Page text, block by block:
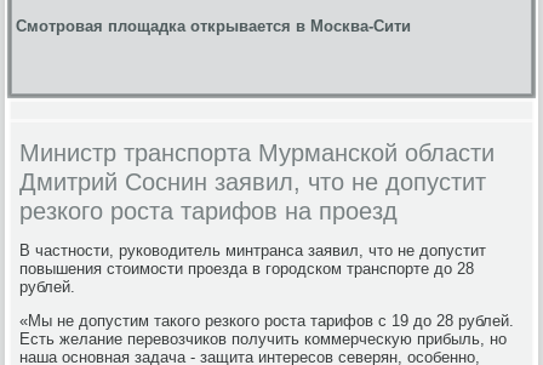
Смотровая площадка открывается в Москва-Сити
Министр транспорта Мурманской области
Дмитрий Соснин заявил, что не допустит
резкого роста тарифов на проезд
В частности, руководитель минтранса заявил, что не допустит
повышения стоимости проезда в городском транспорте до 28
рублей.
«Мы не допустим такого резкого роста тарифов с 19 до 28 рублей.
Есть желание перевозчиков получить коммерческую прибыль, но
наша основная задача - защита интересов северян, особенно,